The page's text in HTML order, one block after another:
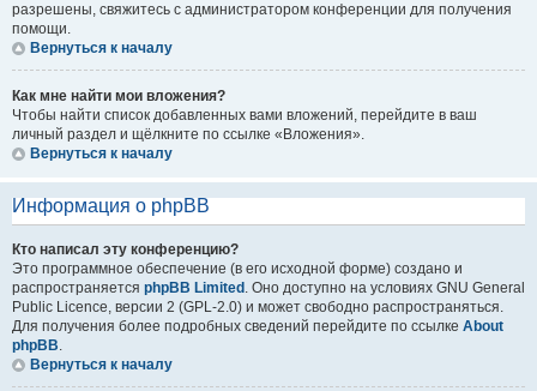
разрешены, свяжитесь с администратором конференции для получения
помощи.
Вернуться к началу
Как мне найти мои вложения?
Чтобы найти список добавленных вами вложений, перейдите в ваш
личный раздел и щёлкните по ссылке «Вложения».
Вернуться к началу
Информация о phpBB
Кто написал эту конференцию?
Это программное обеспечение (в его исходной форме) создано и
распространяется phpBB Limited . Оно доступно на условиях GNU General
Public Licence, версии 2 (GPL-2.0) и может свободно распространяться.
Для получения более подробных сведений перейдите по ссылке About
phpBB.
Вернуться к началу